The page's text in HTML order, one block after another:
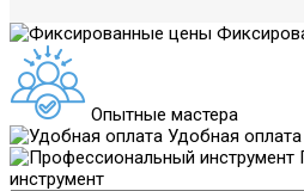
Опытные мастера
Удобная оплата
инструмент